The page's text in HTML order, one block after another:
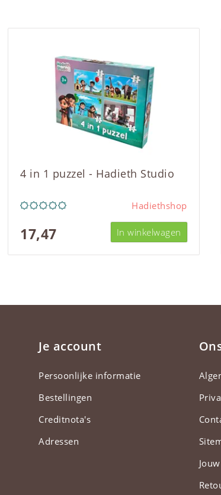
4 in 1 puzzel - Hadieth Studio
Hadiethshop
17,47 In winkelwagen
Je account
Persoonlijke informatie
Bestellingen
Creditnota's
Adressen